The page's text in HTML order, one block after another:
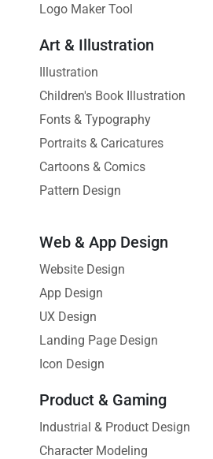
Logo Maker Tool
Art & Illustration
Illustration
Children's Book Illustration
Fonts & Typography
Portraits & Caricatures
Cartoons & Comics
Pattern Design
Web & App Design
Website Design
App Design
UX Design
Landing Page Design
Icon Design
Product & Gaming
Industrial & Product Design
Character Modeling